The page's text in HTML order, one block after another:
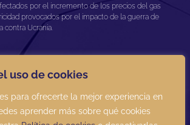
uso de cookies
para ofrecerte la mejor experiencia en
aprender más sobre qué cookies
por el incremento de los precios del gas
provocados por el impacto de la guerra de
contra Ucrania.
| Aviso legal|Política de